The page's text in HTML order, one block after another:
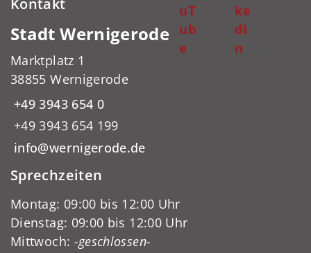
uT
ub
e
ke
dI
n
Stadt Wernigerode
Marktplatz 1
38855 Wernigerode
+49 3943 654 0
+49 3943 654 199
info@wernigerode.de
Sprechzeiten
Montag: 09:00 bis 12:00 Uhr
Dienstag: 09:00 bis 12:00 Uhr
Mittwoch: -geschlossen-